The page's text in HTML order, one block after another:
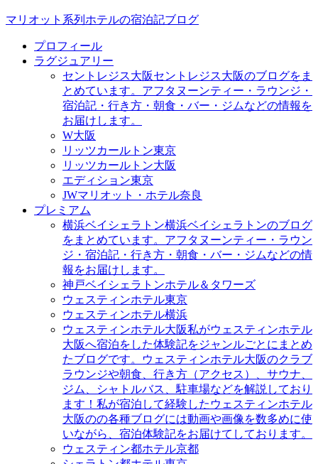
マリオット系列ホテルの宿泊記ブログ
プロフィール
ラグジュアリー
セントレジス大阪セントレジス大阪のブログをま
とめています。アフタヌーンティー・ラウンジ・
宿泊記・行き方・朝食・バー・ジムなどの情報を
お届けします。
W大阪
リッツカールトン東京
リッツカールトン大阪
エディション東京
JWマリオット・ホテル奈良
プレミアム
横浜ベイシェラトン横浜ベイシェラトンのブログ
をまとめています。アフタヌーンティー・ラウン
ジ・宿泊記・行き方・朝食・バー・ジムなどの情
報をお届けします。
神戸ベイシェラトンホテル＆タワーズ
ウェスティンホテル東京
ウェスティンホテル横浜
ウェスティンホテル大阪私がウェスティンホテル
大阪へ宿泊をした体験記をジャンルごとにまとめ
たブログです。ウェスティンホテル大阪のクラブ
ラウンジや朝食、行き方（アクセス）、サウナ、
ジム、シャトルバス、駐車場などを解説しており
ます！私が宿泊して経験したウェスティンホテル
大阪のの各種ブログには動画や画像を数多めに使
いながら、宿泊体験記をお届けてしております。
ウェスティン都ホテル京都